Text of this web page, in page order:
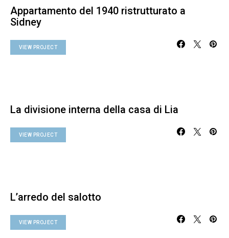
Appartamento del 1940 ristrutturato a
Sidney
VIEW PROJECT
La divisione interna della casa di Lia
VIEW PROJECT
L’arredo del salotto
VIEW PROJECT